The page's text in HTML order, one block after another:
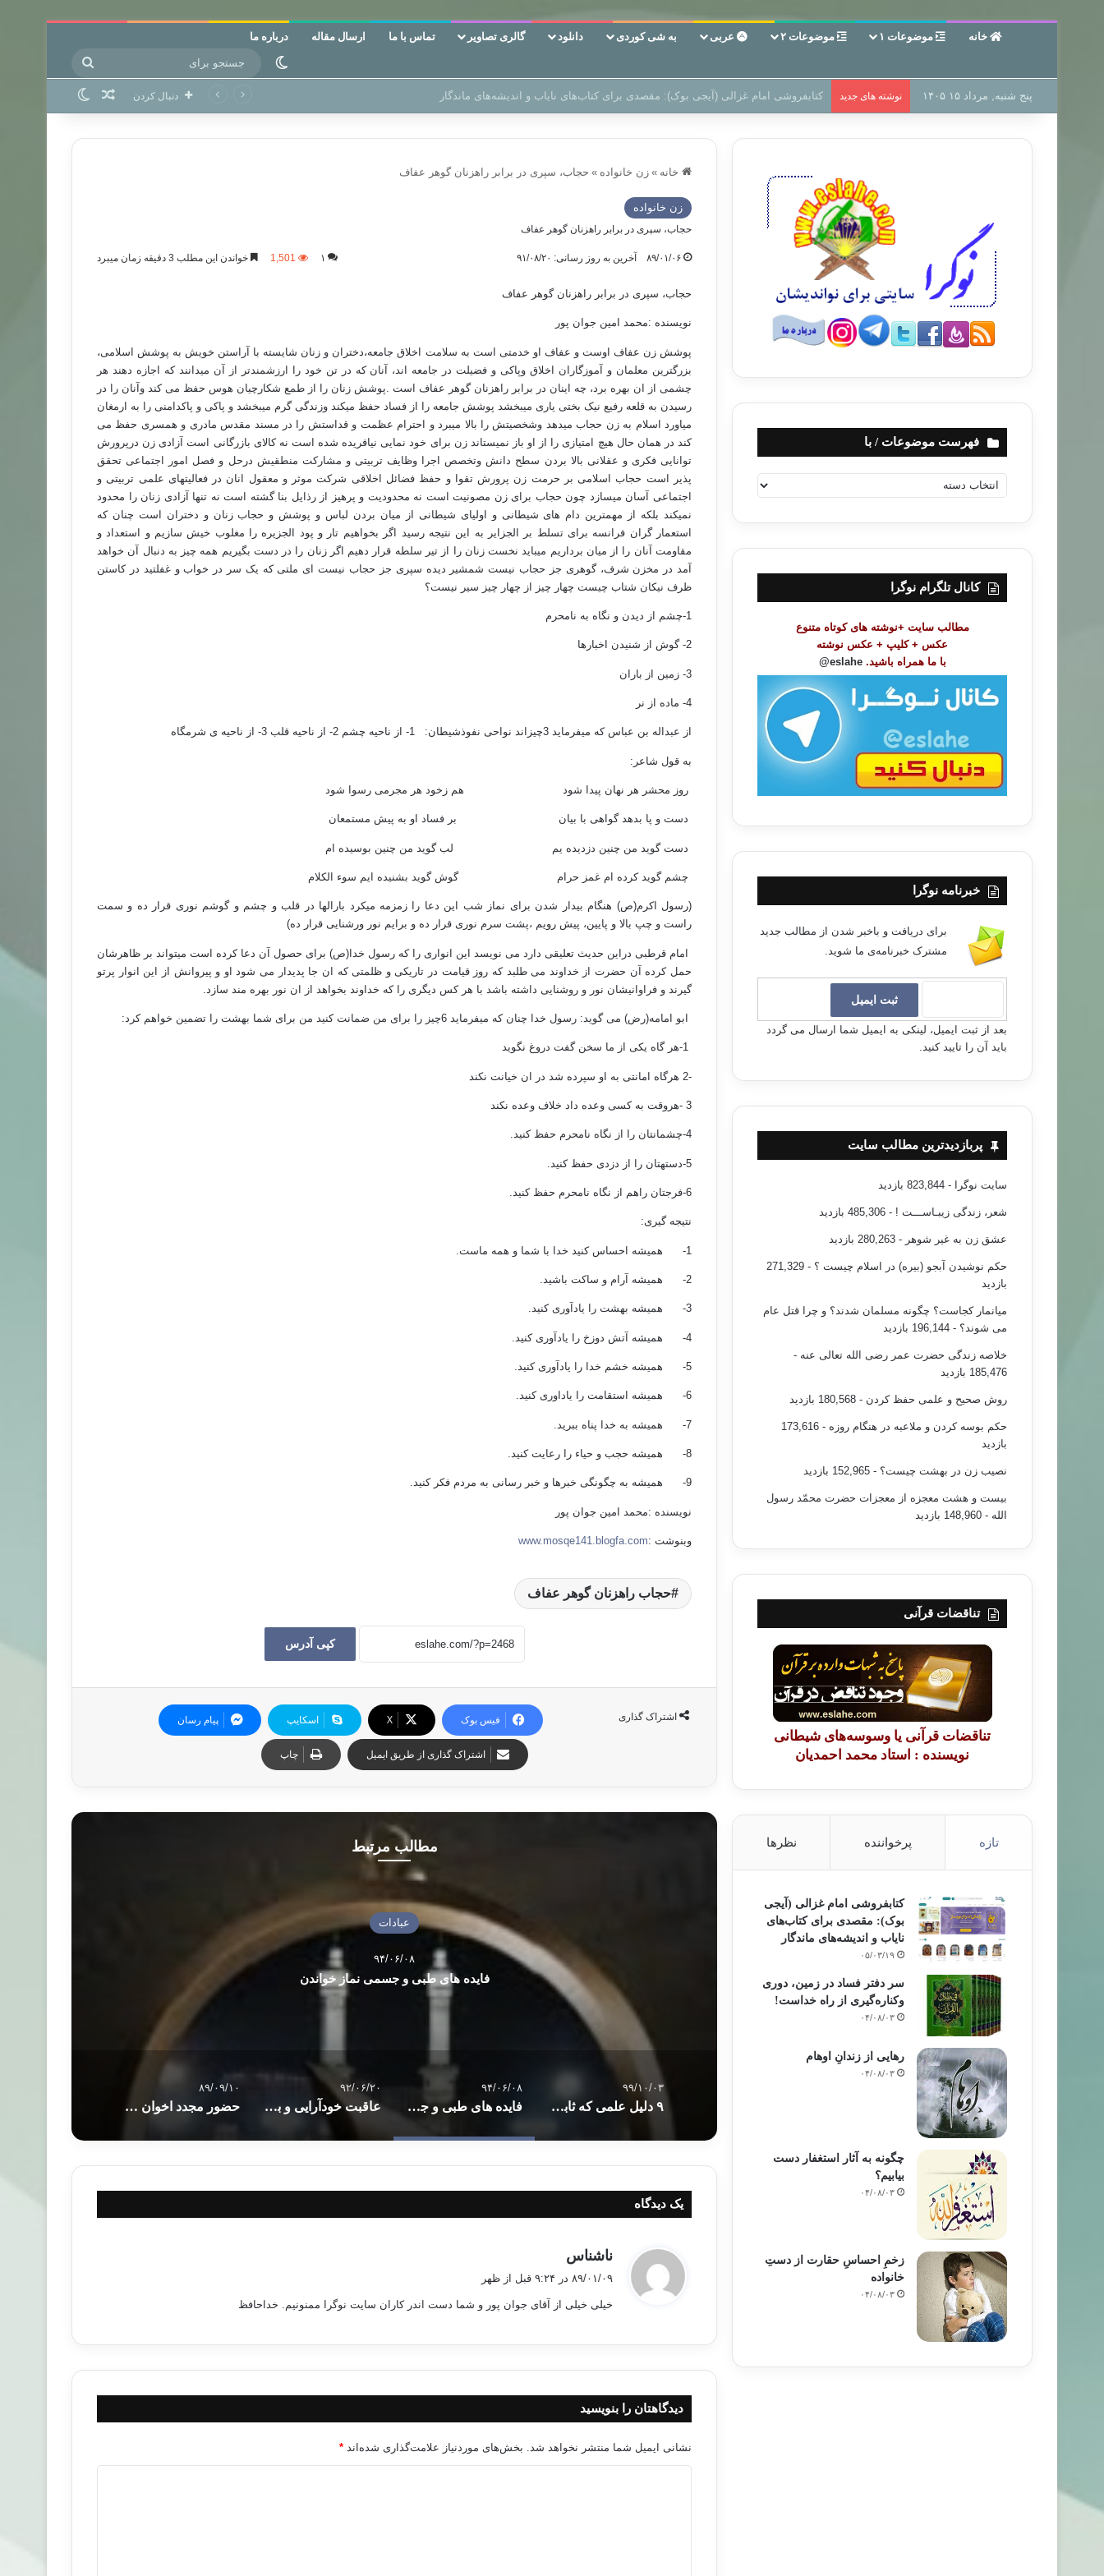
خانه موضوعات ۱ موضوعات ۲ عربی به شی کوردی دانلود گالری تصاویر تماس با ما ارسال مقاله درباره ما
تغییر پوسته
برای پنج شنبه, مرداد ۱۵ ۱۴۰۵ نوشته های جدید سر دفتر فساد در زمین‌، دوری وکناره‌گیری از راه خداست‌! دنبال کردن نوشته تصادفی
خانه » زن خانواده » حجاب، سپری در برابر راهزنان گوهر عفاف
زن خانواده
حجاب، سپری در برابر راهزنان گوهر عفاف
۸۹/۰۱/۰۶ آخرین به روز رسانی: ۹۱/۰۸/۲۰ ۱ 1,501 خواندن این مطلب 3 دقیقه زمان میبرد
حجاب، سپری در برابر راهزنان گوهر عفاف
نویسنده :محمد امین جوان پور
پوشش زن عفاف اوست و عفاف او خدمتی است به سلامت اخلاق جامعه،دختران و زنان شایسته با آراستن خویش به پوشش اسلامی،
بزرگترین معلمان و آموزگاران اخلاق وپاکی و فضیلت در جامعه اند، آنان که در تن خود را ارزشمندتر از آن میدانند که اجازه دهند هر
چشمی از ان بهره برد، چه اینان در برابر راهزنان گوهر عفاف است .پوشش زنان را از طمع شکارچیان هوس حفظ می کند وآنان را در
رسیدن به قلعه رفیع نیک بختی یاری میبخشد پوشش جامعه را از فساد حفظ میکند وزندگی گرم میبخشد و پاکی و پاکدامنی را به ارمغان
میاورد اسلام به زن حجاب میدهد وشخصیتش را بالا میبرد و احترام عظمت و قداستش را در مسند مقدس مادری و همسری حفظ می
کند در همان حال هیچ امتیازی را از او باز نمیستاند زن برای خود نمایی نیافریده شده است نه کالای بازرگانی است آزادی زن درپرورش
توانایی فکری و عقلانی بالا بردن سطح دانش وتخصص اجرا وظایف تربیتی و مشارکت منطقیش درحل و فصل امور اجتماعی تحقق
پذیر است حجاب اسلامی بر حرمت زن پرورش تقوا و حفظ فضائل اخلاقی شرکت موثر و معقول انان در فعالیتهای علمی تربیتی و
اجتماعی آسان میسازد چون حجاب برای زن مصونیت است نه محدودیت و پرهیز از رذایل بنا گشته است نه تنها آزادی زنان را محدود
نمیکند بلکه از مهمترین دام های شیطانی و اولیای شیطانی از میان بردن لباس و پوشش و حجاب زنان و دختران است چنان که
استعمار گران فرانسه برای تسلط بر الجزایر به این نتیجه رسید اگر بخواهیم تار و پود الجزیره را مغلوب خیش سازیم و استعداد و
مقاومت آنان را از میان برداریم میباید نخست زنان را از تیر سلطه قرار دهیم اگر زنان را در دست بگیریم همه چیز به دنبال آن خواهد
آمد در مخزن شرف، گوهری جز حجاب نیست شمشیر دیده سپری جز حجاب نیست ای ملتی که یک سر در خواب و غفلتید در کاستن
ظرف نیکان شتاب چیست چهار چیز از چهار چیز سیر نیست؟
1-چشم از دیدن و نگاه به نامحرم
2- گوش از شنیدن اخبارها
3- زمین از باران
4- ماده از نر
از عبداله بن عباس که میفرماید 3چیزاند نواحی نفوذشیطان: 1- از ناحیه چشم 2- از ناحیه قلب 3- از ناحیه ی شرمگاه
به قول شاعر:
روز محشر هر نهان پیدا شود هم زخود هر مجرمی رسوا شود
دست و پا بدهد گواهی با بیان بر فساد او به پیش مستمعان
دست گوید من چنین دزدیده یم لب گوید من چنین بوسیده ام
چشم گوید کرده ام غمز حرام گوش گوید بشنیده ایم سوء الکلام
(رسول اکرم(ص) هنگام بیدار شدن برای نماز شب این دعا را زمزمه میکرد بارالها در قلب و چشم و گوشم نوری قرار ده و سمت
راست و چپ بالا و پایین، پیش رویم ،پشت سرم نوری قرار ده و برایم نور ورشنایی قرار ده)
امام قرطبی دراین حدیث تعلیقی دارد می نویسد این انواری را که رسول خدا(ص) برای حصول آن دعا کرده است میتواند بر ظاهرشان
حمل کرده آن حضرت از خداوند می طلبد که روز قیامت در تاریکی و ظلمتی که ان جا پدیدار می شود او و پیروانش از این انوار پرتو
گیرند و فراوانیشان نور و روشنایی داشته باشد با هر کس دیگری را که خداوند بخواهد از ان نور بهره مند سازد.
ابو امامه(رض) می گوید: رسول خدا چنان که میفرماید 6چیز را برای من ضمانت کنید من برای شما بهشت را تضمین خواهم کرد:
-2 هرگاه امانتی به او سپرده شد در ان خیانت نکند
3 -هروقت به کسی وعده داد خلاف وعده نکند
4-چشمانتان را از نگاه نامحرم حفظ کنید.
5-دستهتان را از دزدی حفظ کنید.
6-فرجتان راهم از نگاه نامحرم حفظ کنید.
نتیجه گیری:
1- همیشه احساس کنید خدا با شما و همه ماست.
2- همیشه آرام و ساکت باشید.
3- همیشه بهشت را یادآوری کنید.
4- همیشه آتش دوزخ را یادآوری کنید.
5- همیشه خشم خدا را یادآوری کنید.
6- همیشه استقامت را یاداوری کنید.
7- همیشه به خدا پناه ببرید.
8- همیشه حجب و حیاء را رعایت کنید.
9- همیشه به چگونگی خبرها و خبر رسانی به مردم فکر کنید.
نویسنده :محمد امین جوان پور
وبنوشت :www.mosqe141.blogfa.com
حجاب راهزنان گوهر عفاف
کپی آدرس
اشتراک گذاری فیس بوک X اسکایپ پیام رسان
اشتراک گذاری از طریق ایمیل چاپ
مطالب مرتبط
عبادات
۹۴/۰۶/۰۸
فایده های طبی و جسمی نماز خواندن
۹۹/۱۰/۰۳
۹ دلیل علمی که ثابت می کند مطالعه باعث باهوش تر شدن می شود
۹۴/۰۶/۰۸
فایده های طبی و جسمی نماز خواندن
۹۲/۰۶/۲۰
عاقبت خودآرایی و بدحجابی
۸۹/۰۹/۱۰
حضور مجدد اخوان المسلمين در دور دوم انتخابات مصر
یک دیدگاه
ناشناس
:
۸۹/۰۱/۰۹ در ۹:۲۴ قبل از ظهر
خیلی خیلی از آقای جوان پور و شما دست اندر کاران سایت نوگرا ممنونیم. خداحافظ
دیدگاهتان را بنویسید
نشانی ایمیل شما منتشر نخواهد شد. بخش‌های موردنیاز علامت‌گذاری شده‌اند *
فهرست موضوعات / با
ه
ت
ض
کانال تلگرام نوگرا
مطالب سایت +نوشته های کوتاه متنوع
عکس + کلیپ + عکس نوشته
با ما همراه باشید. eslahe@
خبرنامه نوگرا
برای دریافت و باخبر شدن از مطالب جدید
مشترک خبرنامه‌ی ما شوید.
بعد از ثبت ایمیل، لینکی به ایمیل شما ارسال می گردد
باید آن را تایید کنید.
پربازدیدترین مطالب سایت
سایت نوگرا - 823,844 بازدید
شعر، زندگی زیبـاســـت ! - 485,306 بازدید
عشق زن به غیر شوهر - 280,263 بازدید
حکم نوشیدن آبجو (بیره) در اسلام چیست ؟
- 271,329
بازدید
میانمار کجاست؟ چگونه مسلمان شدند؟ و چرا قتل عام
می شوند؟ - 196,144 بازدید
خلاصه زندگی حضرت عمر رضی الله تعالی عنه -
185,476 بازدید
روش صحیح و علمی حفظ کردن - 180,568 بازدید
حکم بوسه کردن و ملاعبه در هنگام روزه
- 173,616
بازدید
نصیب زن در بهشت چیست؟ - 152,965 بازدید
بیست و هشت معجزه از معجزات حضرت محمّد رسول
الله - 148,960 بازدید
تناقضات قرآنی
تناقضات قرآنی یا وسوسه‌های شیطانی
نویسنده : استاد محمد احمدیان
تازه پرخواننده نظرها
کتابفروشی امام غزالی (آیجی
بوک): مقصدی برای کتاب‌های
نایاب و اندیشه‌های ماندگار
۰۵/۰۳/۱۹
سر دفتر فساد در زمین‌، دوری
وکناره‌گیری از راه خداست‌!
۰۴/۰۸/۰۳
رهایی از زندانِ اوهام
۰۴/۰۸/۰۳
چگونه به آثار استغفار دست
بیابیم؟
۰۴/۰۸/۰۳
زخمِ احساسِ حقارت از دستِ
خانواده
۰۴/۰۸/۰۳